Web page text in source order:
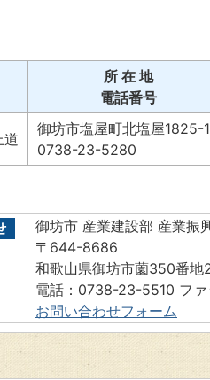
所 在 地
電話番号
道
御坊市塩屋町北塩屋1825-
0738-23-5280
御坊市 産業建設部 産業振
〒644-8686
和歌山県御坊市薗350番地
電話：0738-23-5510 フ
お問い合わせフォーム